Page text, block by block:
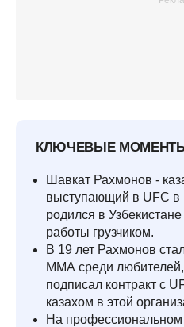
КЛЮЧЕВЫЕ
Шавкат Рахмонов -
выступающий в UFC в
родился в
работы грузчиком.
В 19 лет Рахмонов
ММА среди любителей,
подписал контракт с
казахом в этой
На